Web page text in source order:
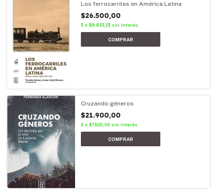
Los ferrocarriles en América Latina
$26.500,00
3 x $8.833,33 sin interés
Cruzando géneros
$21.900,00
3 x $7.300,00 sin interés